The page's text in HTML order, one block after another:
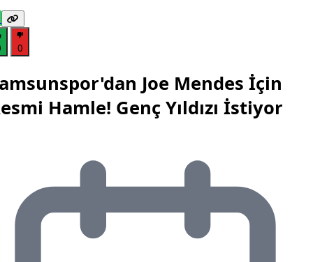
0
Joe Mendes İçin
Hamle! Genç Yıldızı İstiyor